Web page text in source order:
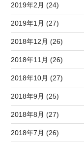
2019年2月 (24)
2019年1月 (27)
2018年12月 (26)
2018年11月 (26)
2018年10月 (27)
2018年9月 (25)
2018年8月 (27)
2018年7月 (26)